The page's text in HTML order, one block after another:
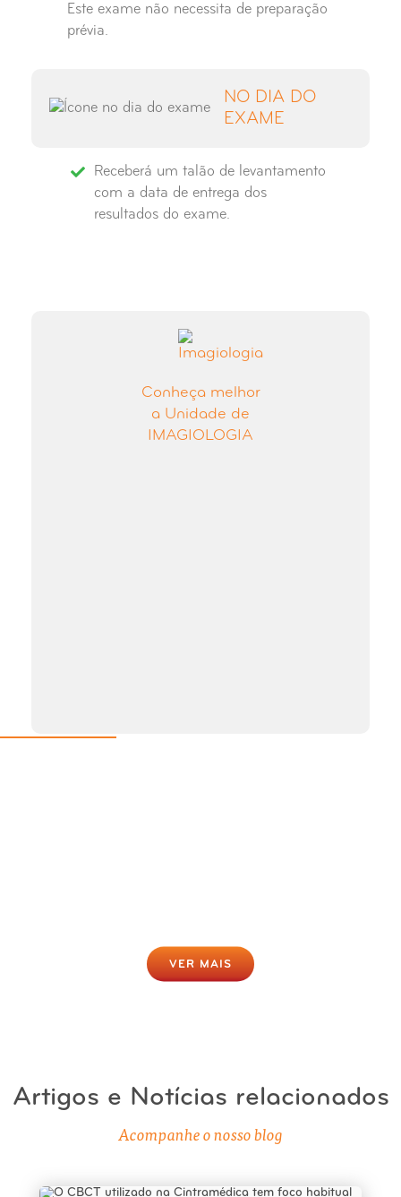
Este exame não necessita de preparação
prévia.
NO DIA DO
EXAME
Receberá um talão de levantamento
com a data de entrega dos
resultados do exame.
Conheça melhor
a Unidade de
IMAGIOLOGIA
VER MAIS
Artigos e Notícias relacionados
Acompanhe o nosso blog